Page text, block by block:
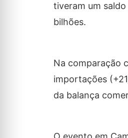
tiveram um
bilhões.
Na comparação
importações
da balança